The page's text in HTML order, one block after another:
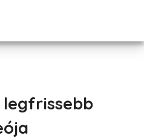
legfrissebb